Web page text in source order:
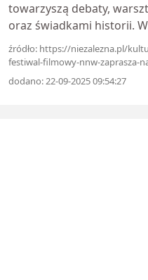
towarzyszą debaty,
oraz świadkami historii.
źródło: https://niezalezna.pl/
festiwal-filmowy-nnw-zaprasza-
dodano: 22-09-2025 09:54:27